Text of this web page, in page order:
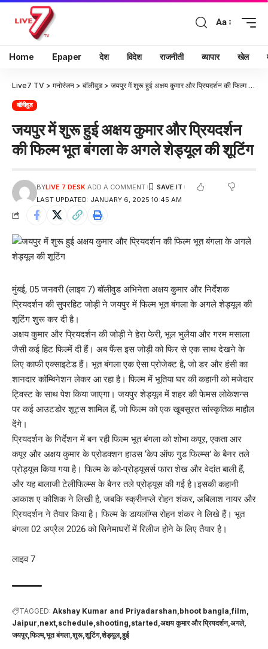
Aa
Home Epaper देश विदेश राजनीती व्यापार खेल
Live7 TV > मनोरंजन > बॉलीवुड> जयपुर में शुरू हुई अक्षय कुमार और प्रियदर्शन की फिल्म भूत बंगला के अगले शेड्यूल की शूटिंग
बॉलीवुड
जयपुर में शुरू हुई अक्षय कुमार और प्रियदर्शन
की फिल्म भूत बंगला के अगले शेड्यूल की शूटिंग
LAST UPDATED: JANUARY 6, 2025 10:45 AM
BYLIVE 7 DESK ADD A COMMENT
मुंबई, 05 जनवरी (लाइव 7) बॉलीवुड अभिनेता अक्षय कुमार और निर्देशक
प्रियदर्शन की सुपरहिट जोड़ी ने जयपुर में फिल्म भूत बंगला के अगले शेड्यूल की
शूटिंग शुरू कर दी है।
अक्षय कुमार और प्रियदर्शन की जोड़ी ने हेरा फेरी, भूल भुलैया और गरम मसाला
जैसी कई हिट फिल्में दी हैं। अब फैंस इस जोड़ी को फिर से एक साथ देखने के
लिए काफी एक्साइटेड हैं। भूत बंगला एक ऐसा प्रोजेक्ट है, जो डर और हंसी का
शानदार कॉम्बिनेशन लेकर आ रहा है। फिल्म में भूतिया घर की कहानी को मजेदार
ट्विस्ट के साथ पेश किया जाएगा। जयपुर शेड्यूल में शहर की फेमस लोकेशन्स
पर कई आउटडोर शूट्स शामिल हैं, जो फिल्म को एक खूबसूरत सांस्कृतिक माहौल
देंगे।
प्रियदर्शन के निर्देशन में बन रही फिल्म भूत बंगला को शोभा कपूर, एकता आर
कपूर और अक्षय कुमार के प्रोडक्शन हाउस ‘केप ऑफ गुड फिल्म्स’ के बैनर तले
प्रोड्यूस किया गया है। फिल्म के को-प्रोड्यूसर्स फारा शेख और वेदांत बाली हैं,
और यह बालाजी टेलीफिल्म्स के बैनर तले प्रोड्यूस की गई है।इसकी कहानी
आकाश ए कौशिक ने लिखी है, जबकि स्क्रीनप्ले रोहन शंकर, अबिलाश नायर और
प्रियदर्शन ने तैयार किया है। फिल्म के डायलॉग्स रोहन शंकर ने लिखे हैं। भूत
बंगला 02 अप्रैल 2026 को सिनेमाघरों में रिलीज होने के लिए तैयार है।
लाइव 7
TAGGED: Akshay Kumar and Priyadarshan bhoot bangla film
Jaipur next schedule shooting started अक्षय कुमार और प्रियदर्शन अगले
जयपुर फिल्म भूत बंगला शुरू शूटिंग शेड्यूल हुई